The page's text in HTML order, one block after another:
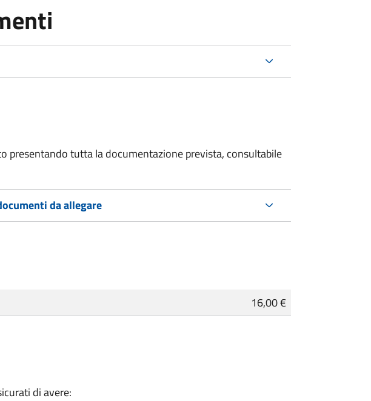
presentando tutta la documentazione prevista, consultabile
da allegare
16,00 €
di avere: